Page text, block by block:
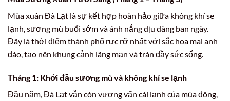
Mùa xuân Đà Lạt là sự kết hợp hoàn hảo giữa không khí se
lạnh, sương mù buổi sớm và ánh nắng dịu dàng ban ngày.
Đây là thời điểm thành phố rực rỡ nhất với sắc hoa mai anh
đào, tạo nên khung cảnh lãng mạn và tràn đầy sức sống.
Tháng 1: Khởi đầu sương mù và không khí se lạnh
Đầu năm, Đà Lạt vẫn còn vương vấn cái lạnh của mùa đông,